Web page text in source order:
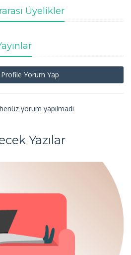
Üyelikler
Yorum Yap
yorum yapılmadı
Yazılar